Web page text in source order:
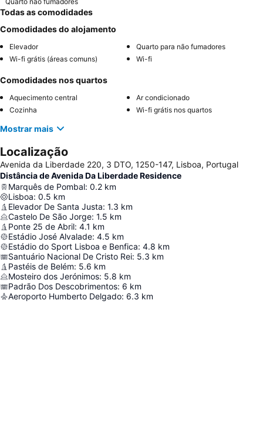
Todas as comodidades
Comodidades do alojamento
Elevador
Quarto para não fumadores
Wi-fi grátis (áreas comuns)
Wi-fi
Comodidades nos quartos
Aquecimento central
Ar condicionado
Cozinha
Wi-fi grátis nos quartos
Mostrar mais
Localização
Avenida da Liberdade 220, 3 DTO, 1250-147, Lisboa, Portugal
Distância de Avenida Da Liberdade Residence
Marquês de Pombal: 0.2 km
Lisboa: 0.5 km
Elevador De Santa Justa: 1.3 km
Castelo De São Jorge: 1.5 km
Ponte 25 de Abril: 4.1 km
Estádio José Alvalade: 4.5 km
Estádio do Sport Lisboa e Benfica: 4.8 km
Santuário Nacional De Cristo Rei: 5.3 km
Pastéis de Belém: 5.6 km
Mosteiro dos Jerónimos: 5.8 km
Padrão Dos Descobrimentos: 6 km
Aeroporto Humberto Delgado: 6.3 km